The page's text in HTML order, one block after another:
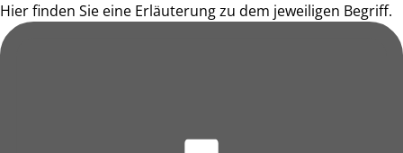
Hier finden Sie eine Erläuterung zu dem jeweiligen Begriff.